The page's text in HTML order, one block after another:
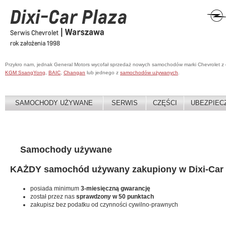
Przykro nam, jednak General Motors wycofał sprzedaż nowych samochodów marki Chevrolet
KGM SsangYong
BAIC Changan lub jednego z samochodów używanych
SAMOCHODY UŻYWANE SERWIS CZĘŚCI
Samochody używane
KAŻDY samochód używany zakupiony w Dixi-Car
posiada minimum 3-miesięczną gwarancję
został przez nas sprawdzony w 50 punktach
zakupisz bez podatku od czynności cywilno-prawnych